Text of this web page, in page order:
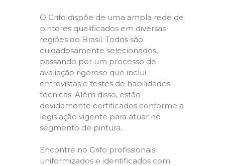
O Grifo dispõe de uma ampla rede de
pintores qualificados em diversas
regiões do Brasil. Todos são
cuidadosamente selecionados,
passando por um processo de
avaliação rigoroso que inclui
entrevistas e testes de habilidades
técnicas. Além disso, estão
devidamente certificados conforme a
legislação vigente para atuar no
segmento de pintura.
Encontre no Grifo profissionais
uniformizados e identificados com